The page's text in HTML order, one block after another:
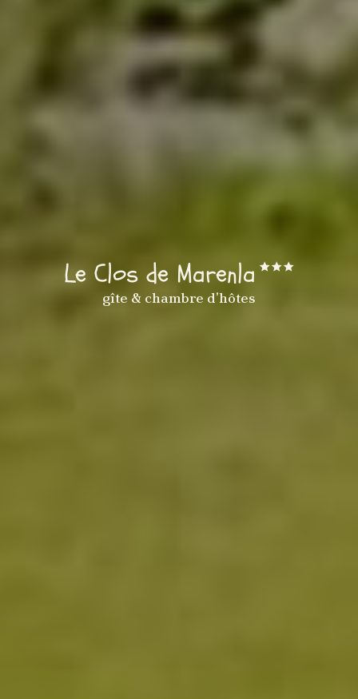
Le Clos de Marenla
gîte & chambre d'hôtes